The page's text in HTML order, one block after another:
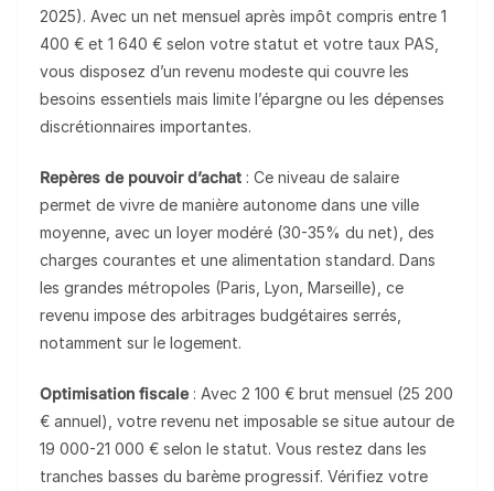
2025). Avec un net mensuel après impôt compris entre 1
400 € et 1 640 € selon votre statut et votre taux PAS,
vous disposez d’un revenu modeste qui couvre les
besoins essentiels mais limite l’épargne ou les dépenses
discrétionnaires importantes.
Repères de pouvoir d’achat : Ce niveau de salaire
permet de vivre de manière autonome dans une ville
moyenne, avec un loyer modéré (30-35% du net), des
charges courantes et une alimentation standard. Dans
les grandes métropoles (Paris, Lyon, Marseille), ce
revenu impose des arbitrages budgétaires serrés,
notamment sur le logement.
Optimisation fiscale: Avec 2 100 € brut mensuel (25 200
€ annuel), votre revenu net imposable se situe autour de
19 000-21 000 € selon le statut. Vous restez dans les
tranches basses du barème progressif. Vérifiez votre